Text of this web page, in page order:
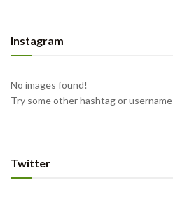
Instagram
No images found!
Try some other hashtag or username
Twitter